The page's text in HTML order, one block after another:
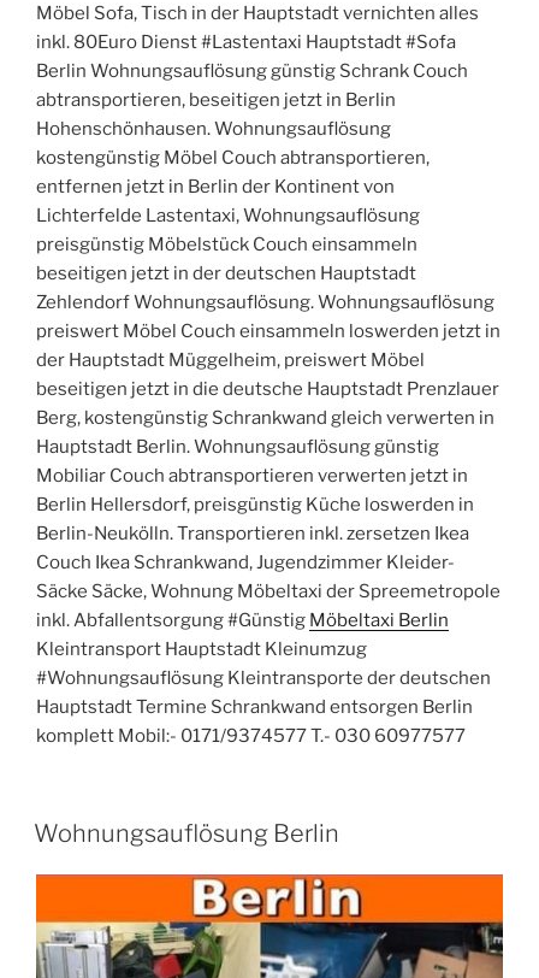
Möbel Sofa, Tisch in der Hauptstadt vernichten alles
inkl. 80Euro Dienst #Lastentaxi Hauptstadt #Sofa
Berlin Wohnungsauflösung günstig Schrank Couch
abtransportieren, beseitigen jetzt in Berlin
Hohenschönhausen. Wohnungsauflösung
kostengünstig Möbel Couch abtransportieren,
entfernen jetzt in Berlin der Kontinent von
Lichterfelde Lastentaxi, Wohnungsauflösung
preisgünstig Möbelstück Couch einsammeln
beseitigen jetzt in der deutschen Hauptstadt
Zehlendorf Wohnungsauflösung. Wohnungsauflösung
preiswert Möbel Couch einsammeln loswerden jetzt in
der Hauptstadt Müggelheim, preiswert Möbel
beseitigen jetzt in die deutsche Hauptstadt Prenzlauer
Berg, kostengünstig Schrankwand gleich verwerten in
Hauptstadt Berlin. Wohnungsauflösung günstig
Mobiliar Couch abtransportieren verwerten jetzt in
Berlin Hellersdorf, preisgünstig Küche loswerden in
Berlin-Neukölln. Transportieren inkl. zersetzen Ikea
Couch Ikea Schrankwand, Jugendzimmer Kleider-
Säcke Säcke, Wohnung Möbeltaxi der Spreemetropole
inkl. Abfallentsorgung #Günstig Möbeltaxi Berlin
Kleintransport Hauptstadt Kleinumzug
#Wohnungsauflösung Kleintransporte der deutschen
Hauptstadt Termine Schrankwand entsorgen Berlin
komplett Mobil:- 0171/9374577 T.- 030 60977577
VERÖFFENTLICHT
AM
Wohnungsauflösung Berlin